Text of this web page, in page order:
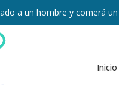
a un hombre y comerá
Inicio